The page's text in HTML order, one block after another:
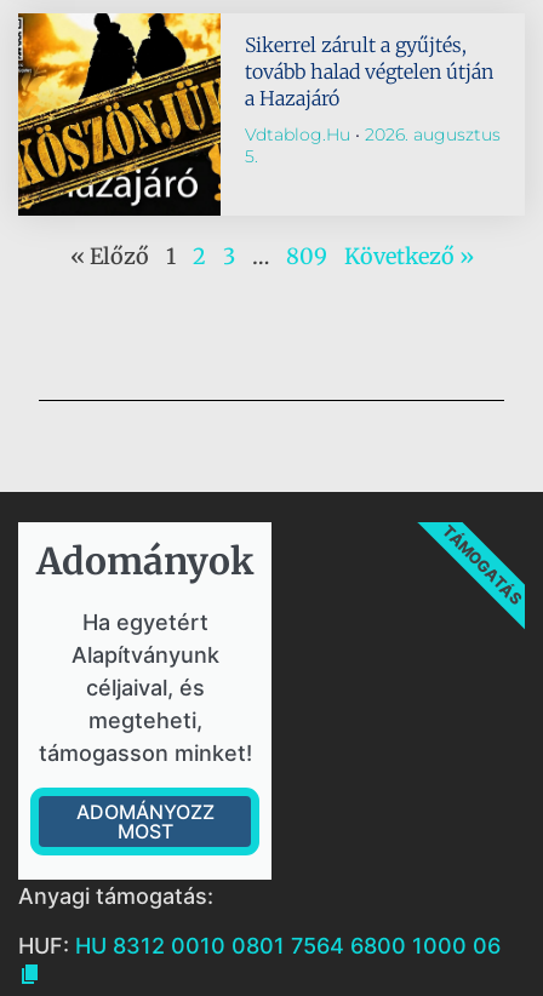
Sikerrel zárult a gyűjtés,
tovább halad végtelen útján
a Hazajáró
Vdtablog.hu
2026. augusztus
5.
« Előző 1 2 3 … 809 Következő »
Adományok​
Ha egyetért
Alapítványunk
céljaival, és
megteheti,
támogasson minket!
ADOMÁNYOZZ
MOST
TÁMOGATÁS
Anyagi támogatás:
HUF: HU 8312 0010 0801 7564 6800 1000 06
